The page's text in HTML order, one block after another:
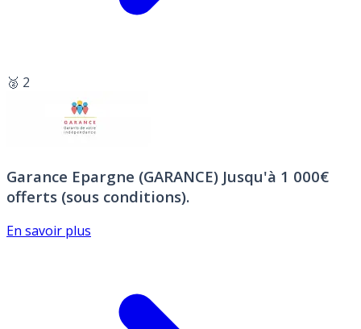
🥈 2
Garance Epargne (GARANCE) Jusqu'à 1 000€
offerts (sous conditions).
En savoir plus